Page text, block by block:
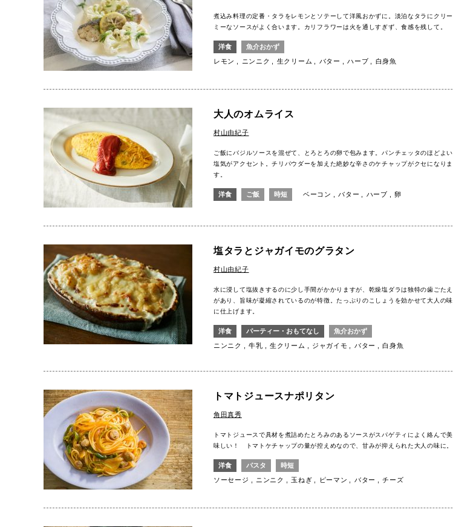
煮込み料理の定番・タラをレモンとソテーして洋風おかずに。淡泊なタラにクリー
ミーなソースがよく合います。カリフラワーは火を通しすぎず、食感を残して。
洋食
魚介おかず
レモン
ニンニク 生クリーム バター ハーブ 白身魚
大人のオムライス
村山由紀子
ご飯にバジルソースを混ぜて、とろとろの卵で包みます。パンチェッタのほどよい
塩気がアクセント。チリパウダーを加えた絶妙な辛さのケチャップがクセになりま
す。
洋食 ご飯 時短 ベーコン バター ハーブ 卵
塩タラとジャガイモのグラタン
村山由紀子
水に浸して塩抜きするのに少し手間がかかりますが、乾燥塩ダラは独特の歯ごたえ
があり、旨味が凝縮されているのが特徴。たっぷりのこしょうを効かせて大人の味
に仕上げます。
洋食 パーティー・おもてなし
魚介おかず
ニンニク
牛乳 生クリーム ジャガイモ バター 白身魚
トマトジュースナポリタン
角田真秀
トマトジュースで具材を煮詰めたとろみのあるソースがスパゲティによく絡んで美
味しい！ トマトケチャップの量が控えめなので、甘みが抑えられた大人の味に。
洋食 パスタ
時短
ソーセージ
ニンニク 玉ねぎ ピーマン バター チーズ